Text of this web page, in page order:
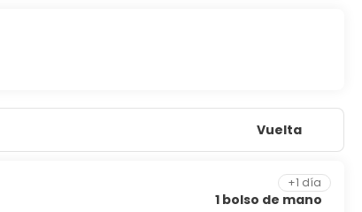
Vuelta
+1 día
1 bolso de mano